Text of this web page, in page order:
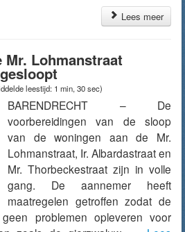
Lees meer
Mr. Lohmanstraat
leestijd: 1 min, 30 sec)
BARENDRECHT – De
voorbereidingen van de sloop
van de woningen aan de Mr.
Lohmanstraat, Ir. Albardastraat en
Mr. Thorbeckestraat zijn in volle
gang. De aannemer heeft
maatregelen getroffen zodat de
geen problemen opleveren voor